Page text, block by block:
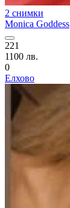
2 снимки
Monica Goddess
221
1100 лв.
0
Елхово